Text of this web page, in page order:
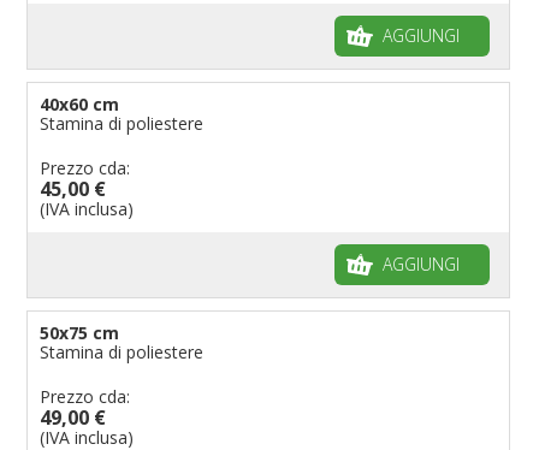
AGGIUNGI
40x60 cm
Stamina di poliestere
Prezzo cda:
45,00 €
(IVA inclusa)
AGGIUNGI
50x75 cm
Stamina di poliestere
Prezzo cda:
49,00 €
(IVA inclusa)